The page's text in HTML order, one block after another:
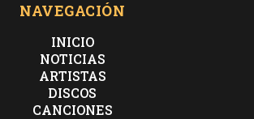
NAVEGACIÓN
INICIO
NOTICIAS
ARTISTAS
DISCOS
CANCIONES